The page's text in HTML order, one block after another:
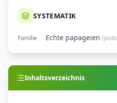
SYSTEMATIK
Familie Echte papageien (
Inhaltsverzeichnis